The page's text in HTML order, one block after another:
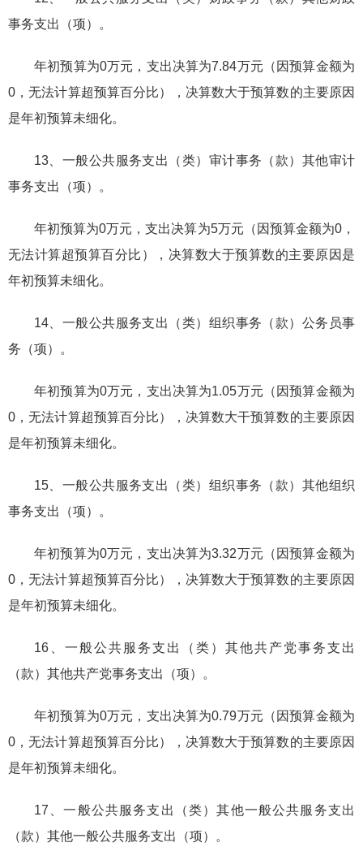
事务支出（项）。
年初预算为0万元，支出决算为7.84万元（因预算金额为
0，无法计算超预算百分比），决算数大于预算数的主要原因
是年初预算未细化。
13、一般公共服务支出（类）审计事务（款）其他审计
事务支出（项）。
年初预算为0万元，支出决算为5万元（因预算金额为0，
无法计算超预算百分比），决算数大于预算数的主要原因是
年初预算未细化。
14、一般公共服务支出（类）组织事务（款）公务员事
务（项）。
年初预算为0万元，支出决算为1.05万元（因预算金额为
0，无法计算超预算百分比），决算数大干预算数的主要原因
是年初预算未细化。
15、一般公共服务支出（类）组织事务（款）其他组织
事务支出（项）。
年初预算为0万元，支出决算为3.32万元（因预算金额为
0，无法计算超预算百分比），决算数大于预算数的主要原因
是年初预算未细化。
16、一般公共服务支出（类）其他共产党事务支出
（款）其他共产党事务支出（项）。
年初预算为0万元，支出决算为0.79万元（因预算金额为
0，无法计算超预算百分比），决算数大于预算数的主要原因
是年初预算未细化。
17、一般公共服务支出（类）其他一般公共服务支出
（款）其他一般公共服务支出（项）。